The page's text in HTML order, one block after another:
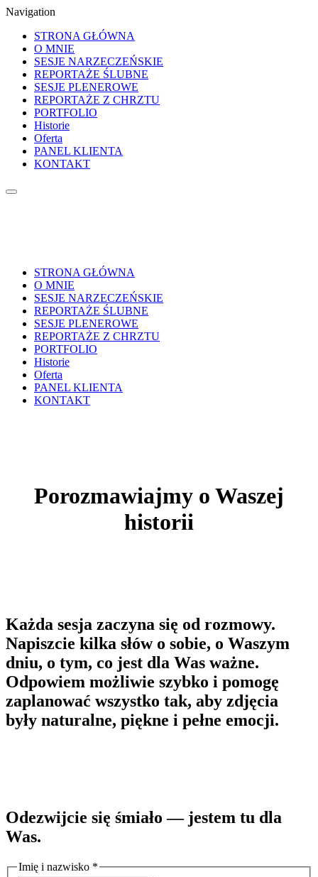
Navigation
STRONA GŁÓWNA
O MNIE
SESJE NARZECZEŃSKIE
REPORTAŻE ŚLUBNE
SESJE PLENEROWE
REPORTAŻE Z CHRZTU
PORTFOLIO
Historie
Oferta
PANEL KLIENTA
KONTAKT
STRONA GŁÓWNA
O MNIE
SESJE NARZECZEŃSKIE
REPORTAŻE ŚLUBNE
SESJE PLENEROWE
REPORTAŻE Z CHRZTU
PORTFOLIO
Historie
Oferta
PANEL KLIENTA
KONTAKT
Porozmawiajmy o Waszej
historii
Każda sesja zaczyna się od rozmowy.
Napiszcie kilka słów o sobie, o Waszym
dniu, o tym, co jest dla Was ważne.
Odpowiem możliwie szybko i pomogę
zaplanować wszystko tak, aby zdjęcia
były naturalne, piękne i pełne emocji.
Odezwijcie się śmiało — jestem tu dla
Was.
Imię i nazwisko *